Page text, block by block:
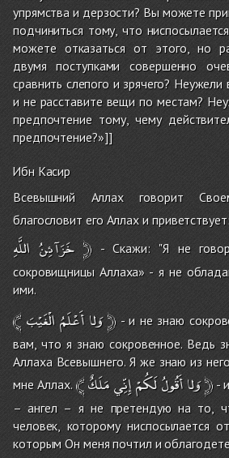
упрямства и дерзости? Вы можете
подчиниться тому, что
можете отказаться от этого, но
двумя поступками совершенно
сравнить слепого и зрячего?
и не расставите вещи по местам?
предпочтение тому, чему
предпочтение?»]]
Ибн Касир
Всевышний Аллах говорит
благословит его Аллах и
خَزَآئِنُ اللَّهِ ﴿- Скажи: "Я не
сокровищницы Аллаха» - я не
ими.
﴾ وَلاأَعْلَمُالْغَيْبَ ﴿- и не знаю
вам, что я знаю сокровенное. Ведь
Аллаха Всевышнего. Я же знаю из
мне Аллах. ﴾ وَلاأَقُولُلَكُمْإِنِّيمَلَكٌ ﴿-
– ангел – я не претендую на то,
человек, которому ниспосылается
которым Он меня почтил и